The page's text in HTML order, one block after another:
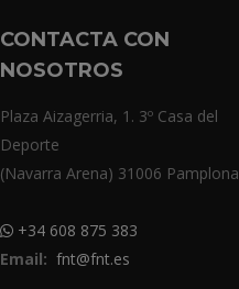
CONTACTA CON
NOSOTROS
Plaza Aizagerria, 1. 3º Casa del
Deporte
(Navarra Arena) 31006 Pamplona
+34 608 875 383
Email: fnt@fnt.es